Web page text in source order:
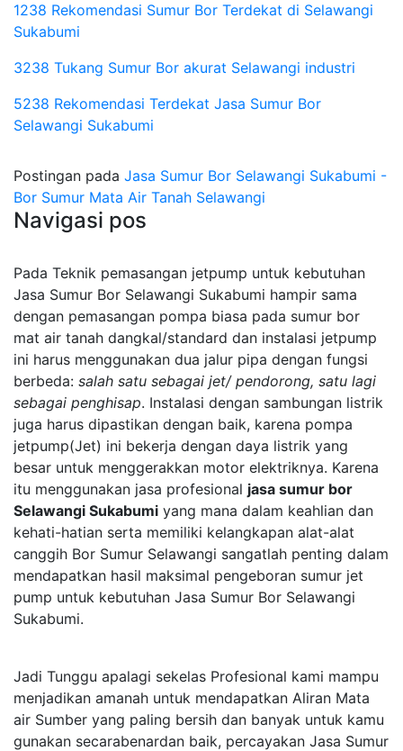
1238 Rekomendasi Sumur Bor Terdekat di Selawangi
Sukabumi
3238 Tukang Sumur Bor akurat Selawangi industri
5238 Rekomendasi Terdekat Jasa Sumur Bor
Selawangi Sukabumi
Postingan pada Jasa Sumur Bor Selawangi Sukabumi -
Bor Sumur Mata Air Tanah Selawangi
Navigasi pos
Pada Teknik pemasangan jetpump untuk kebutuhan
Jasa Sumur Bor Selawangi Sukabumi hampir sama
dengan pemasangan pompa biasa pada sumur bor
mat air tanah dangkal/standard dan instalasi jetpump
ini harus menggunakan dua jalur pipa dengan fungsi
berbeda: salah satu sebagai jet/ pendorong, satu lagi
sebagai penghisap. Instalasi dengan sambungan listrik
juga harus dipastikan dengan baik, karena pompa
jetpump(Jet) ini bekerja dengan daya listrik yang
besar untuk menggerakkan motor elektriknya. Karena
itu menggunakan jasa profesional jasa sumur bor
Selawangi Sukabumi yang mana dalam keahlian dan
kehati-hatian serta memiliki kelangkapan alat-alat
canggih Bor Sumur Selawangi sangatlah penting dalam
mendapatkan hasil maksimal pengeboran sumur jet
pump untuk kebutuhan Jasa Sumur Bor Selawangi
Sukabumi.
Jadi Tunggu apalagi sekelas Profesional kami mampu
menjadikan amanah untuk mendapatkan Aliran Mata
air Sumber yang paling bersih dan banyak untuk kamu
gunakan secarabenardan baik, percayakan Jasa Sumur